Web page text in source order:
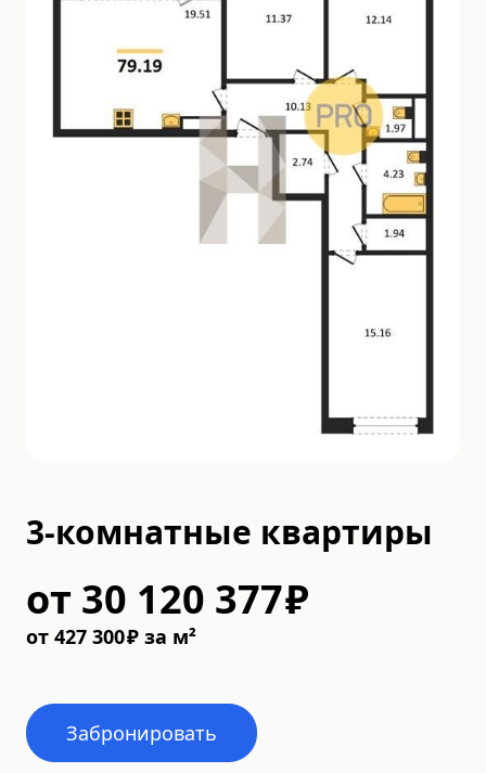
3-комнатные квартиры
от 30 120 377₽
от 427 300₽ за м²
Забронировать